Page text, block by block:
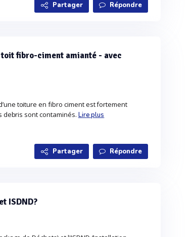
Partager Répondre
fibro-ciment amianté - avec
toiture en fibro ciment est fortement
debris sont contaminés. Lire plus
Partager Répondre
ISDND?